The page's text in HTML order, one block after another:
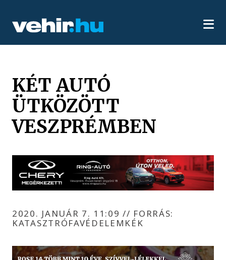
KÉT AUTÓ
ÜTKÖZÖTT
VESZPRÉMBEN
2020. JANUÁR 7. 11:09// FORRÁS:
KATASZTRÓFAVÉDELEMKÉK